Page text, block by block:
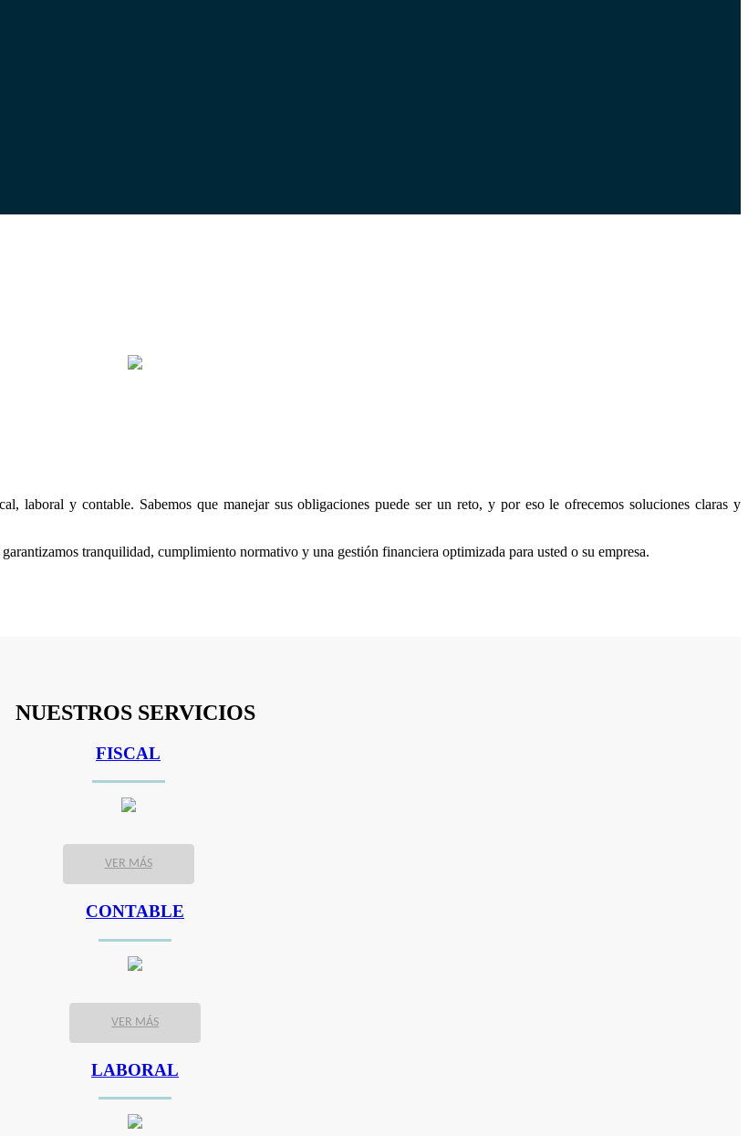
laboral y contable. Sabemos que manejar sus obligaciones puede ser un reto, y por eso le ofrecemos soluciones claras y
garantizamos tranquilidad, cumplimiento normativo y una gestión financiera optimizada para usted o su empresa.
NUESTROS SERVICIOS
FISCAL
VER MÁS
CONTABLE
VER MÁS
LABORAL